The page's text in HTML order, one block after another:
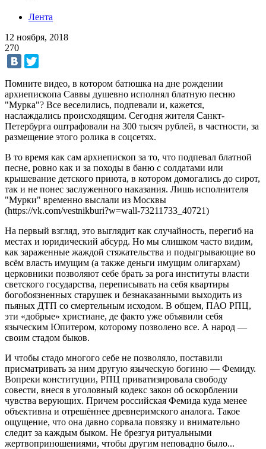
Лента
12 ноября, 2018
270
Помните видео, в котором батюшка на дне рождении
архиепископа Саввы душевно исполнял блатную песню
"Мурка"? Все веселились, подпевали и, кажется,
наслаждались происходящим. Сегодня жителя Санкт-
Петербурга оштрафовали на 300 тысяч рублей, в частности, за
размещение этого ролика в соцсетях.
В то время как сам архиепископ за то, что подпевал блатной
песне, ровно как и за походы в баню с солдатами или
крышевание детского приюта, в котором домогались до сирот,
так и не понес заслуженного наказания. Лишь исполнителя
"Мурки" временно выслали из Москвы
(https://vk.com/vestnikburi?w=wall-73211733_40721)
На первый взгляд, это выглядит как случайность, перегиб на
местах и юридический абсурд. Но мы слишком часто видим,
как зараженные жаждой стяжательства и подыгрывающие во
всём власть имущим (а также деньги имущим олигархам)
церковники позволяют себе брать за рога институты власти
светского государства, переписывать на себя квартиры
богобоязненных старушек и безнаказанными выходить из
пьяных ДТП со смертельным исходом. В общем, ПАО РПЦ,
эти «добрые» христиане, де факто уже объявили себя
языческим Юпитером, которому позволено все. А народ —
своим стадом быков.
И чтобы стадо многого себе не позволяло, поставили
присматривать за ним другую языческую богиню — Фемиду.
Вопреки конституции, РПЦ приватизировала свободу
совести, внеся в уголовный кодекс закон об оскорблении
чувства верующих. Причем российская Фемида куда менее
объективна и отрешённее древнеримского аналога. Такое
ощущение, что она давно сорвала повязку и внимательно
следит за каждым быком. Не брезгуя ритуальными
жертвоприношениями, чтобы другим неповадно было...